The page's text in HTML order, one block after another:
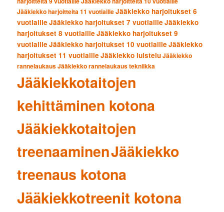
Jääkiekko harjoitteita 11 vuotiailleJääkiekko harjoitukset 6
vuotiaille Jääkiekko harjoitukset 7 vuotiaille Jääkiekko
harjoitukset 8 vuotiaille Jääkiekko harjoitukset 9
vuotiaille Jääkiekko harjoitukset 10 vuotiaille Jääkiekko
harjoitukset 11 vuotiaille Jääkiekko luisteluJääkiekko
rannelaukausJääkiekko rannelaukaus tekniikka
Jääkiekkotaitojen
kehittäminen kotona
Jääkiekkotaitojen
treenaaminenJääkiekko
treenaus kotona
Jääkiekkotreenit kotona